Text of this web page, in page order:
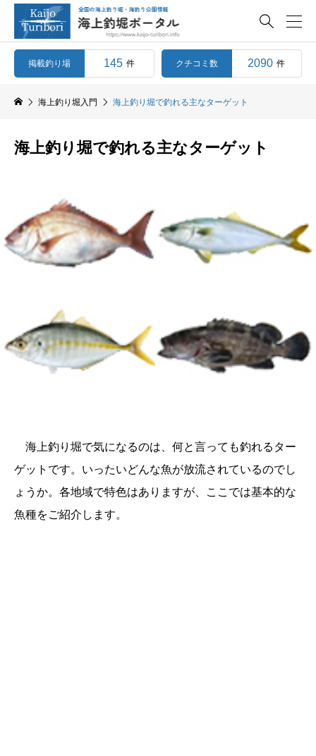

掲載釣り場 145 件 クチコミ数 2090 件
海上釣り堀入門 海上釣り堀で釣れる主なターゲット
海上釣り堀で釣れる主なターゲット
海上釣り堀で気になるのは、何と言っても釣れるター
ゲットです。いったいどんな魚が放流されているのでし
ょうか。各地域で特色はありますが、ここでは基本的な
魚種をご紹介します。